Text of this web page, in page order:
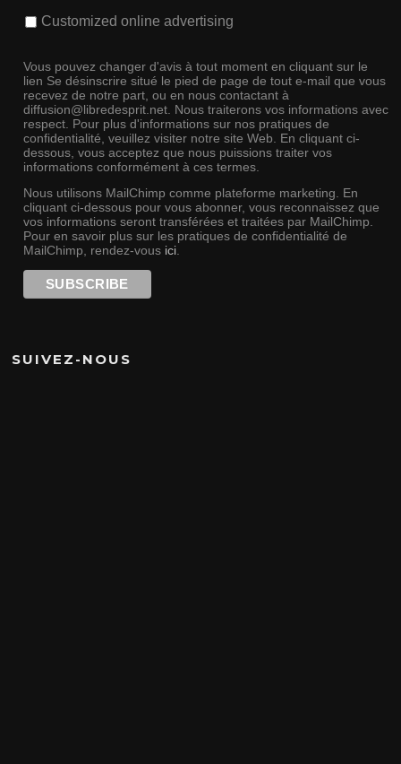
Customized online advertising
Vous pouvez changer d'avis à tout moment en cliquant sur le
lien Se désinscrire situé le pied de page de tout e-mail que vous
recevez de notre part, ou en nous contactant à
diffusion@libredesprit.net. Nous traiterons vos informations avec
respect. Pour plus d'informations sur nos pratiques de
confidentialité, veuillez visiter notre site Web. En cliquant ci-
dessous, vous acceptez que nous puissions traiter vos
informations conformément à ces termes.
Nous utilisons MailChimp comme plateforme marketing. En
cliquant ci-dessous pour vous abonner, vous reconnaissez que
vos informations seront transférées et traitées par MailChimp.
Pour en savoir plus sur les pratiques de confidentialité de
MailChimp, rendez-vous ici.
SUIVEZ-NOUS